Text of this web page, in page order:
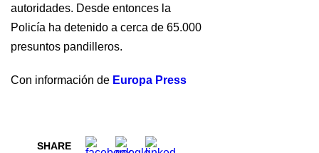
autoridades. Desde entonces la
Policía ha detenido a cerca de 65.000
presuntos pandilleros.
Con información de Europa Press
SHARE